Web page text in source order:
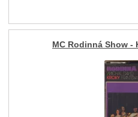
MC Rodinná Show -